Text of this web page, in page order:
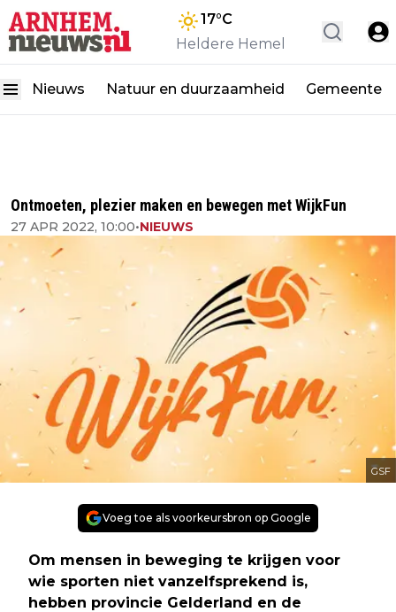
17°C
Heldere Hemel
Nieuws Natuur en duurzaamheid Gemeente
Ontmoeten, plezier maken en bewegen met WijkFun
27 APR 2022, 10:00•NIEUWS
GSF
Voeg toe als voorkeursbron op Google
Om mensen in beweging te krijgen voor
wie sporten niet vanzelfsprekend is,
hebben provincie Gelderland en de